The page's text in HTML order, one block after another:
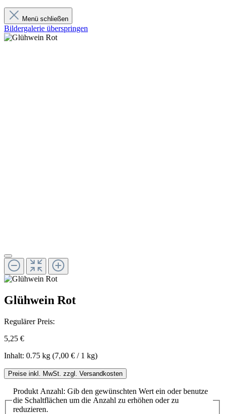
Menü schließen
Bildergalerie überspringen
Glühwein Rot
Regulärer Preis:
5,25 €
Inhalt: 0.75 kg (7,00 € / 1 kg)
Preise inkl. MwSt. zzgl. Versandkosten
Produkt Anzahl: Gib den gewünschten Wert ein oder benutze
die Schaltflächen um die Anzahl zu erhöhen oder zu
reduzieren.